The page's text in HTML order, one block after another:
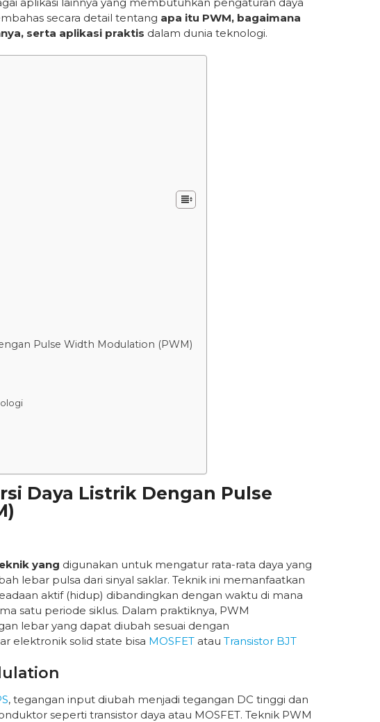
secara detail tentang apa itu PWM, bagaimana
serta aplikasi praktis dalam dunia teknologi.
Pulse Width Modulation (PWM)
Daya Listrik Dengan Pulse
yang digunakan untuk mengatur rata-rata daya yang
lebar pulsa dari sinyal saklar. Teknik ini memanfaatkan
aktif (hidup) dibandingkan dengan waktu di mana
satu periode siklus. Dalam praktiknya, PWM
lebar yang dapat diubah sesuai dengan
elektronik solid state bisa MOSFET atau Transistor BJT
, tegangan input diubah menjadi tegangan DC tinggi dan
seperti transistor daya atau MOSFET. Teknik PWM